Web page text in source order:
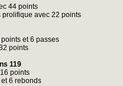
44 points
prolifique avec 22 points
et 6 passes
points
119
points
6 rebonds